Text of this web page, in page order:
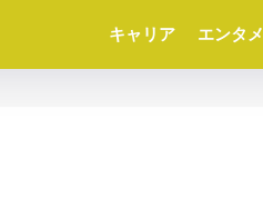
キャリア エンタメ